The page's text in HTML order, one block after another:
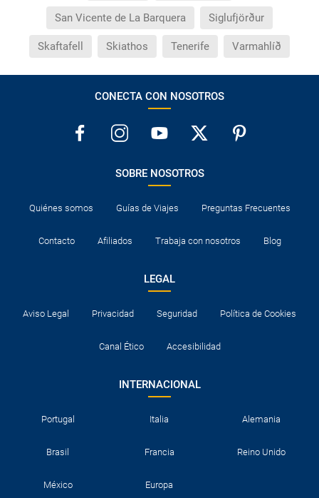
San Vicente de La Barquera Siglufjörður
Skaftafell Skiathos Tenerife Varmahlíð
CONECTA CON NOSOTROS
SOBRE NOSOTROS
Quiénes somos Guías de Viajes Preguntas Frecuentes
Contacto Afiliados Trabaja con nosotros Blog
LEGAL
Aviso Legal Privacidad Seguridad Política de Cookies
Canal Ético Accesibilidad
INTERNACIONAL
Portugal Italia Alemania
Brasil Francia Reino Unido
México Europa